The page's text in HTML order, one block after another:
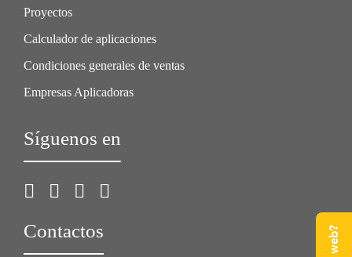
Proyectos
Calculador de aplicaciones
Condiciones generales de ventas
Empresas Aplicadoras
Síguenos en
Contactos